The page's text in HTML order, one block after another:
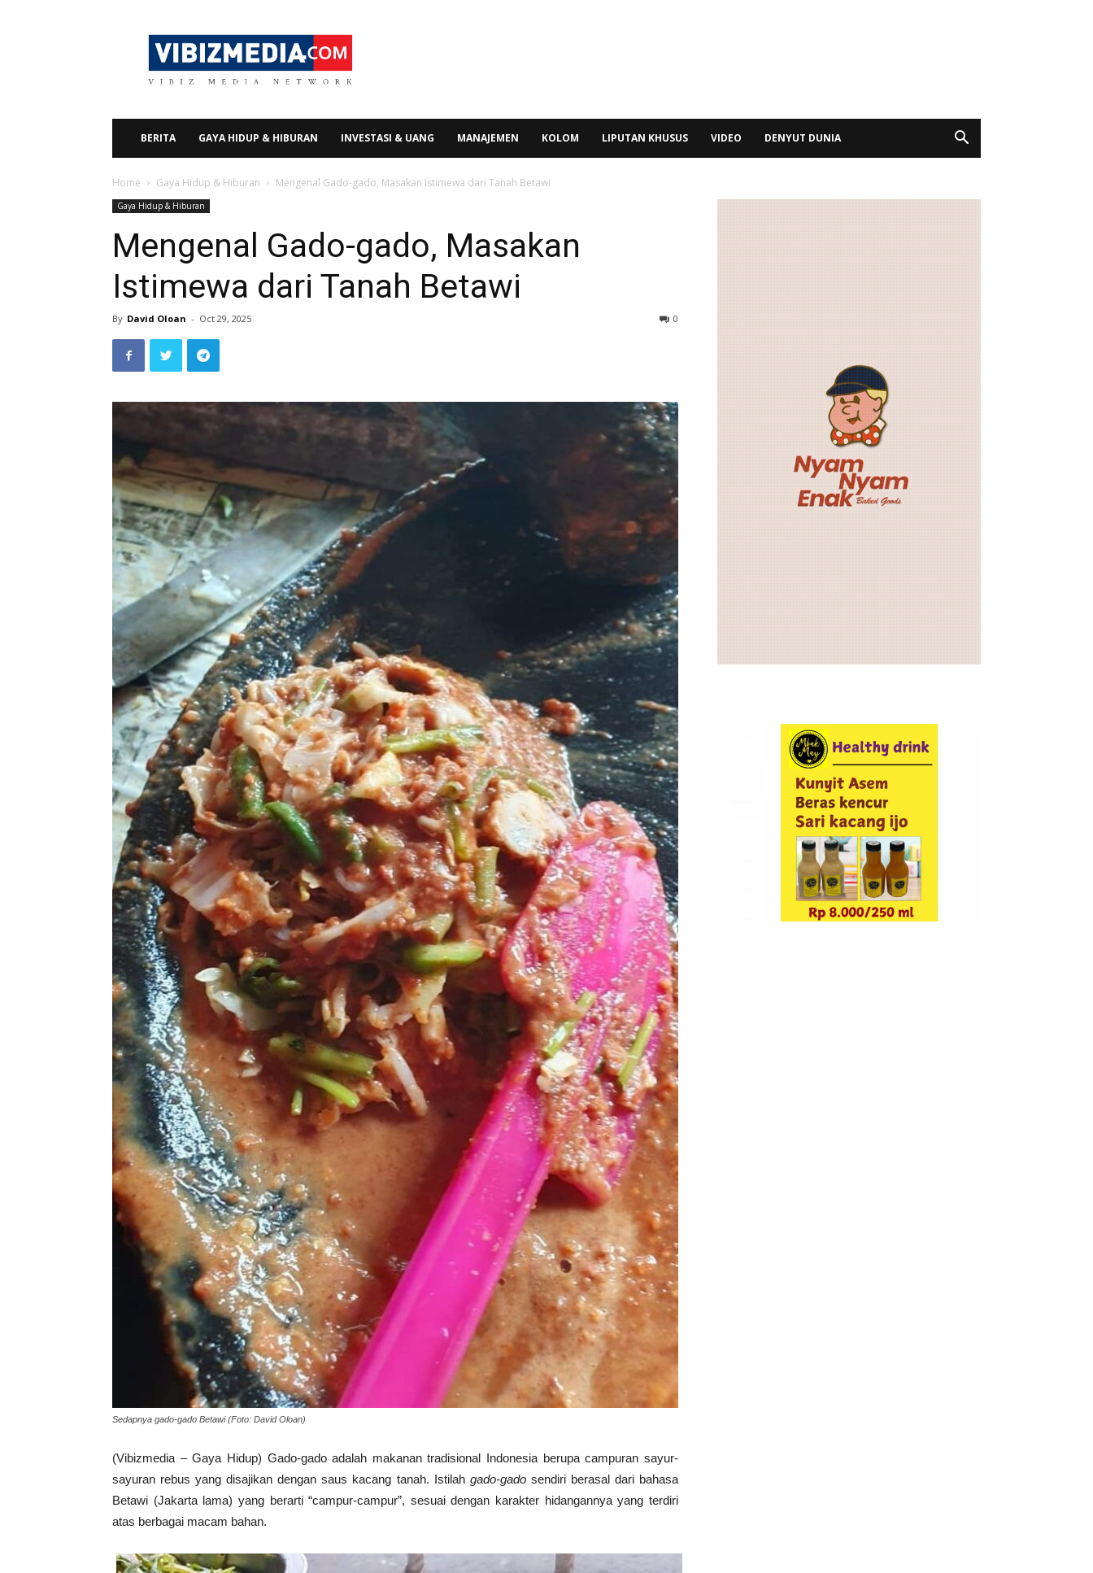
Vibizmedia.com
BERITA GAYA HIDUP & HIBURAN INVESTASI & UANG MANAJEMEN KOLOM LIPUTAN KHUSUS VIDEO DENYUT DUNIA
Home Gaya Hidup & Hiburan Mengenal Gado-gado, Masakan Istimewa dari Tanah Betawi
Gaya Hidup & Hiburan
Mengenal Gado-gado, Masakan
Istimewa dari Tanah Betawi
By David Oloan - Oct 29, 2025 0
Sedapnya gado-gado Betawi (Foto: David Oloan)
(Vibizmedia – Gaya Hidup) Gado-gado adalah makanan tradisional Indonesia berupa campuran sayur-
sayuran rebus yang disajikan dengan saus kacang tanah. Istilah gado-gadosendiri berasal dari bahasa
Betawi (Jakarta lama) yang berarti “campur-campur”, sesuai dengan karakter hidangannya yang terdiri
atas berbagai macam bahan.